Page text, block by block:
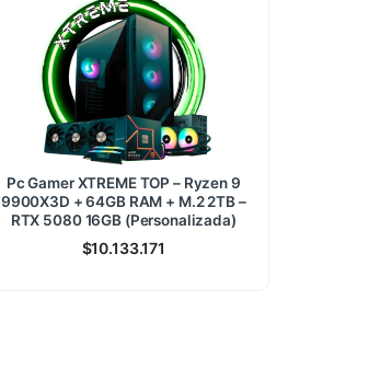
Pc Gamer XTREME TOP – Ryzen 9
9900X3D + 64GB RAM + M.2 2TB –
RTX 5080 16GB (Personalizada)
$10.133.171